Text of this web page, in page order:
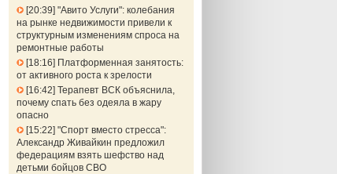
20:39 "Авито Услуги": колебания
на рынке недвижимости привели к
структурным изменениям спроса на
ремонтные работы
18:16
Платформенная занятость:
от активного роста к зрелости
16:42 Терапевт ВСК объяснила,
почему спать без одеяла в жару
опасно
15:22 "Спорт вместо стресса":
Александр Живайкин предложил
федерациям взять шефство над
детьми бойцов СВО